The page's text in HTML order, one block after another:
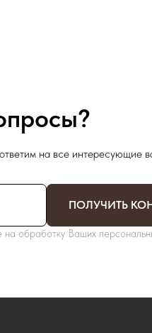
на все интересующие
обработку Ваших
ПОЛУЧИТЬ